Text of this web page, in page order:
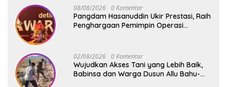
08/08/2026 0 Komentar
Pangdam Hasanuddin Ukir Prestasi, Raih
Penghargaan Pemimpin Operasi
02/08/2026 0 Komentar
Wujudkan Akses Tani yang Lebih Baik,
Babinsa dan Warga Dusun Allu Bahu-